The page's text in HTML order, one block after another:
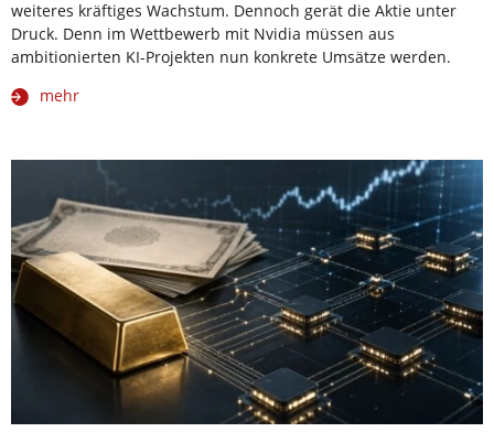
weiteres kräftiges Wachstum. Dennoch gerät die Aktie unter
Druck. Denn im Wettbewerb mit Nvidia müssen aus
ambitionierten KI-Projekten nun konkrete Umsätze werden.
mehr